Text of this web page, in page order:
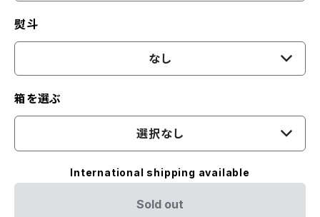
熨斗
なし
箱を選ぶ
選択なし
International shipping available
Sold out